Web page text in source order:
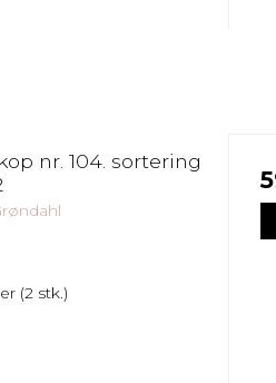
nr. 104. sortering
(2 stk.)